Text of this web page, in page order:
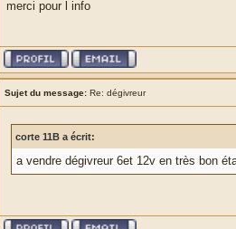
merci pour l info
Sujet du message: Re: dégivreur
corte 11B a écrit:
a vendre dégivreur 6et 12v en très bon